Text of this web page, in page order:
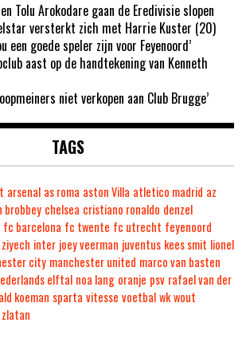
Tolu Arokodare gaan de Eredivisie slopen
versterkt zich met Harrie Kuster (20)
een goede speler zijn voor Feyenoord’
aast op de handtekening van Kenneth
niet verkopen aan Club Brugge’
TAGS
arsenal as roma aston Villa atletico madrid az
brobbey chelsea cristiano ronaldo denzel
fc barcelona fc twente fc utrecht feyenoord
inter joey veerman juventus kees smit lionel
city manchester united marco van basten
elftal noa lang oranje psv rafael van der
koeman sparta vitesse voetbalwkwout
zlatan